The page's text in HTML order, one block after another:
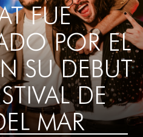
FUE
POR EL
SU DEBUT
DE
MAR